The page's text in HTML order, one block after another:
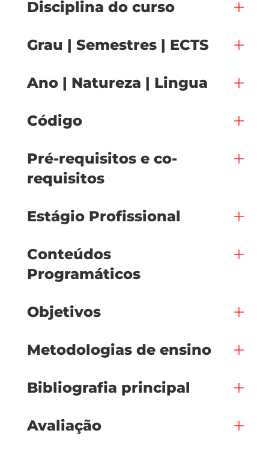
Disciplina do curso
Grau | Semestres | ECTS
Ano | Natureza | Lingua
Código
Pré-requisitos e co-
requisitos
Estágio Profissional
Conteúdos
Programáticos
Objetivos
Metodologias de ensino
Bibliografia principal
Avaliação